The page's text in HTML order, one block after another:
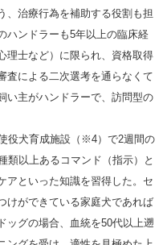
、治療行為を補助する役割も担
ハンドラーも5年以上の臨床経
理士など）に限られ、資格取得
査による二次選考を通らなくて
い主がハンドラーで、訪問型の
役犬育成施設（※4）で2週間の
類以上あるコマンド（指示）と
アといった知識を習得した。セ
けができている家庭犬であれば
ッグの場合、血統を50代以上遡